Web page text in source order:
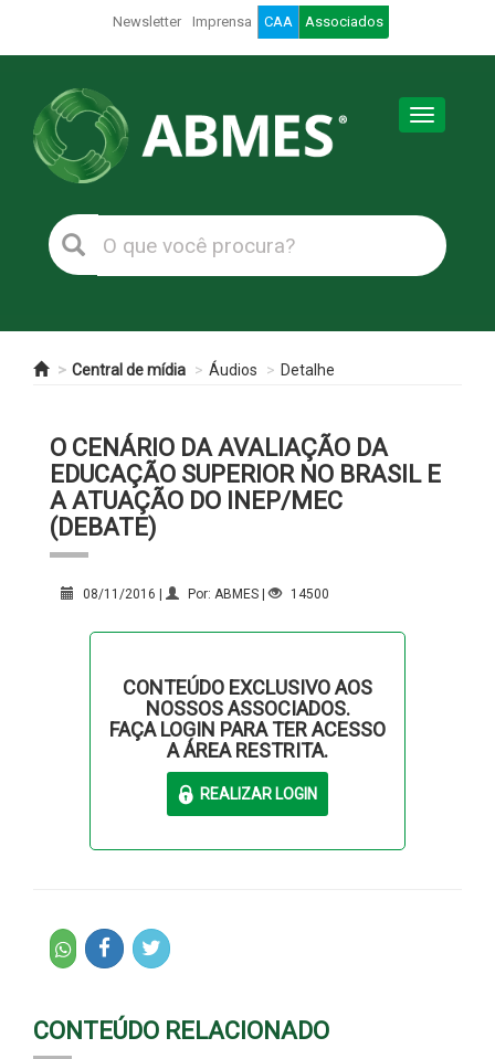
Newsletter Imprensa CAA Associados
Toggle
Central de mídia Áudios Detalhe
O CENÁRIO DA AVALIAÇÃO DA
EDUCAÇÃO SUPERIOR NO BRASIL E
A ATUAÇÃO DO INEP/MEC
(DEBATE)
08/11/2016 | Por: ABMES | 14500
CONTEÚDO EXCLUSIVO AOS
NOSSOS ASSOCIADOS.
FAÇA LOGIN PARA TER ACESSO
A ÁREA RESTRITA.
CONTEÚDO RELACIONADO